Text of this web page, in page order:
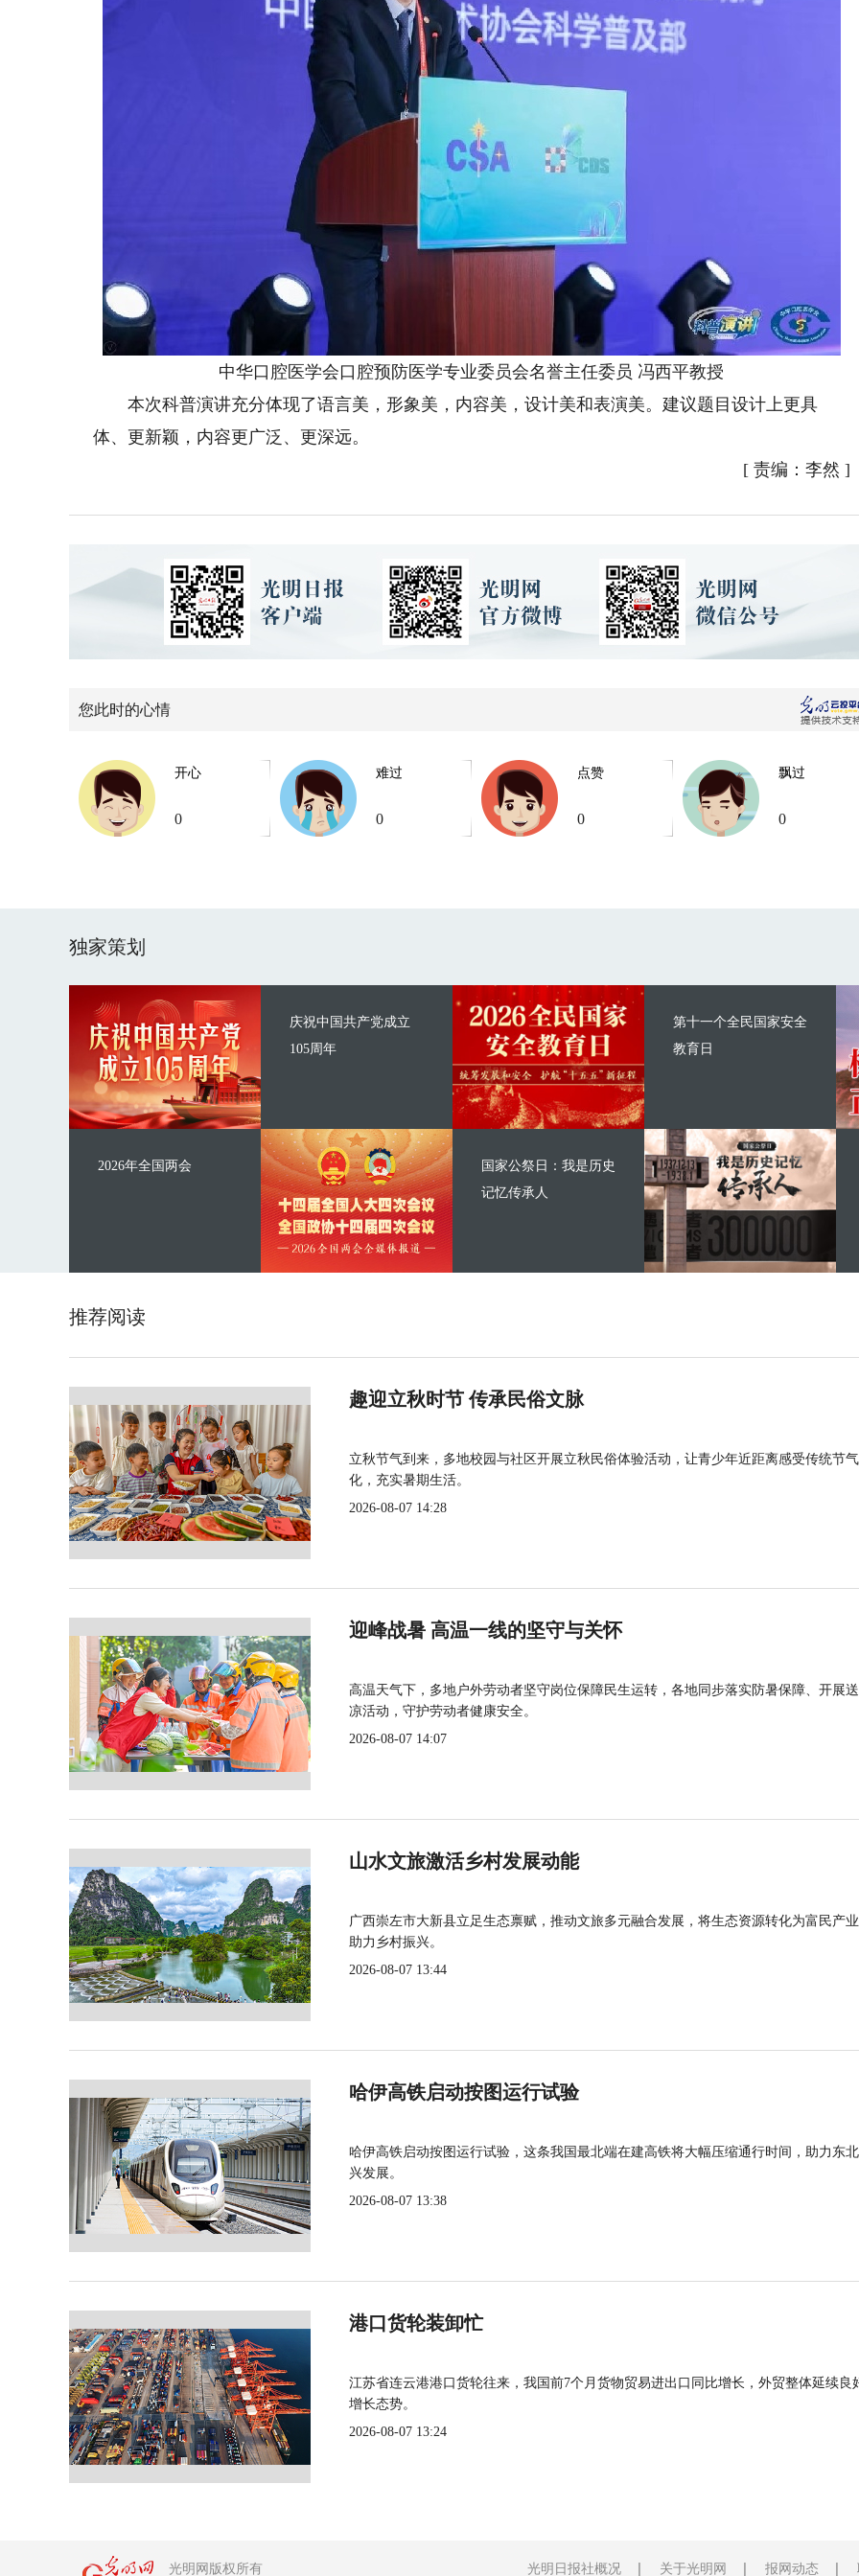
中华口腔医学会口腔预防医学专业委员会名誉主任委员 冯西平教授
本次科普演讲充分体现了语言美，形象美，内容美，设计美和表演美。建议题目设计上更具
体、更新颖，内容更广泛、更深远。
[ 责编：李然 ]
您此时的心情
开心
0
难过
0
点赞
0
飘过
0
独家策划
庆祝中国共产党成立
105周年
2026年全国两会
第十一个全民国家安全
教育日
国家公祭日：我是历史
记忆传承人
推荐阅读
趣迎立秋时节 传承民俗文脉
立秋节气到来，多地校园与社区开展立秋民俗体验活动，让青少年近距离感受传统节
化，充实暑期生活。
2026-08-07 14:28
迎峰战暑 高温一线的坚守与关怀
高温天气下，多地户外劳动者坚守岗位保障民生运转，各地同步落实防暑保障、开展
凉活动，守护劳动者健康安全。
2026-08-07 14:07
山水文旅激活乡村发展动能
广西崇左市大新县立足生态禀赋，推动文旅多元融合发展，将生态资源转化为富民产
助力乡村振兴。
2026-08-07 13:44
哈伊高铁启动按图运行试验
哈伊高铁启动按图运行试验，这条我国最北端在建高铁将大幅压缩通行时间，助力东
兴发展。
2026-08-07 13:38
港口货轮装卸忙
江苏省连云港港口货轮往来，我国前7个月货物贸易进出口同比增长，外贸整体延续良
增长态势。
2026-08-07 13:24
光明网版权所有 光明日报社概况 关于光明网 报网动态